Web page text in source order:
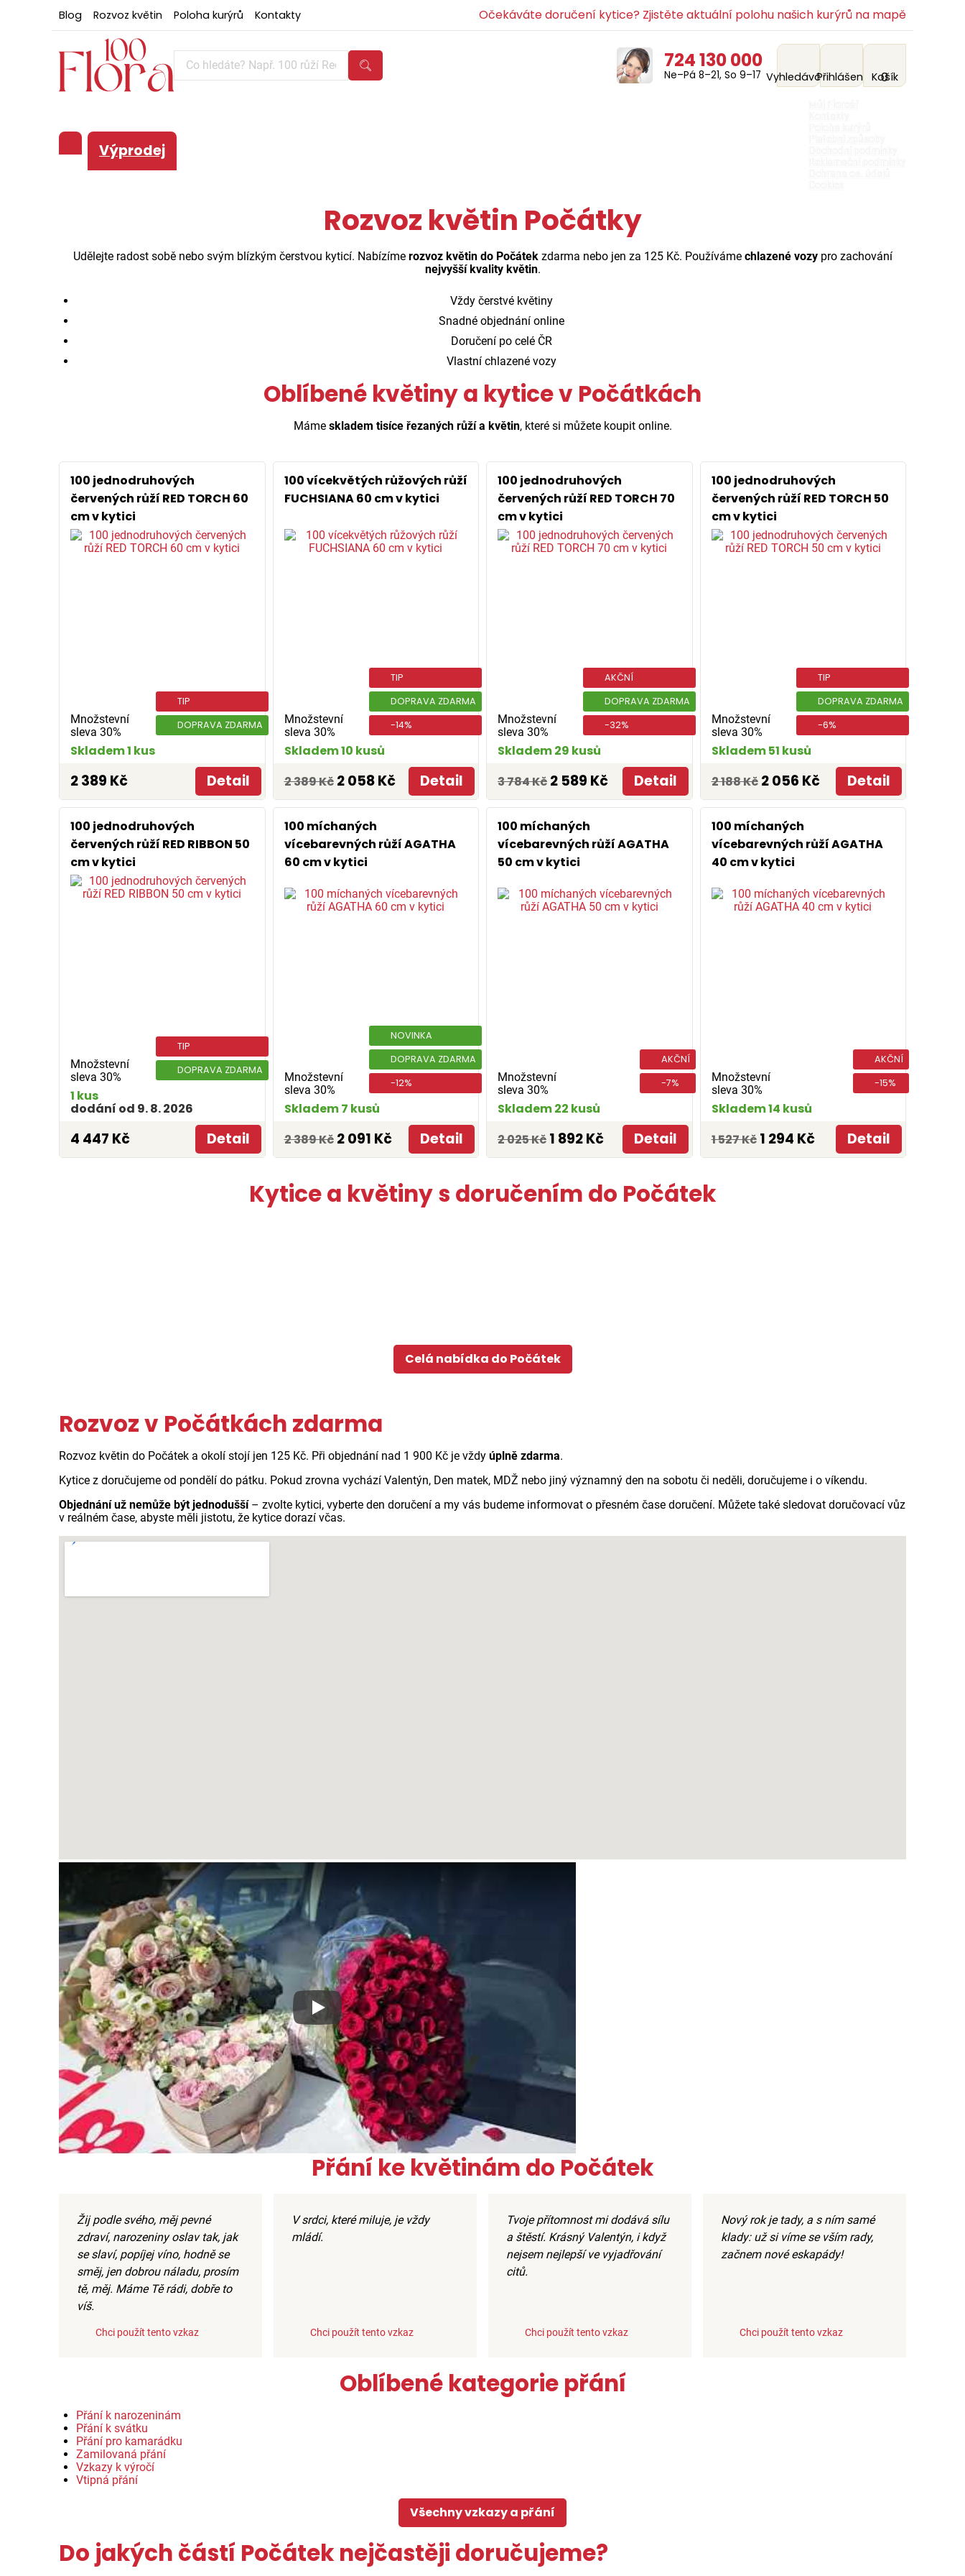
Blog Rozvoz květin Poloha kurýrů Kontakty Očekáváte doručení kytice? Zjistěte aktuální polohu našich kurýrů na mapě
724 130 000
Ne–Pá 8–21, So 9–17 VyhledáváníPřihlášení 0
Košík
Výprodej
Rozvoz květin Počátky
Udělejte radost sobě nebo svým blízkým čerstvou kyticí. Nabízíme rozvoz květin do Počátekzdarma nebo jen za 125 Kč. Používáme chlazené vozypro zachování
nejvyšší kvality květin.
Vždy čerstvé květiny
Snadné objednání online
Doručení po celé ČR
Vlastní chlazené vozy
Oblíbené květiny a kytice v Počátkách
Máme skladem tisíce řezaných růží a květin, které si můžete koupit online.
100 jednodruhových
červených růží RED TORCH 60
cm v kytici
Množstevní
sleva 30%
TIP
DOPRAVA ZDARMA
Skladem 1 kus
2 389 Kč Detail
100 vícekvětých růžových růží
FUCHSIANA 60 cm v kytici
Množstevní
sleva 30%
TIP
DOPRAVA ZDARMA
-14%
Skladem 10 kusů
2 389 Kč 2 058 Kč Detail
100 jednodruhových
červených růží RED TORCH 70
cm v kytici
Množstevní
sleva 30%
AKČNÍ
DOPRAVA ZDARMA
-32%
Skladem 29 kusů
3 784 Kč 2 589 Kč Detail
100 jednodruhových
červených růží RED TORCH 50
cm v kytici
Množstevní
sleva 30%
TIP
DOPRAVA ZDARMA
-6%
Skladem 51 kusů
2 188 Kč 2 056 Kč Detail
100 jednodruhových
červených růží RED RIBBON 50
cm v kytici
Množstevní
sleva 30%
TIP
DOPRAVA ZDARMA
1 kus
dodání od 9. 8. 2026
4 447 Kč Detail
100 míchaných
vícebarevných růží AGATHA
60 cm v kytici
Množstevní
sleva 30%
NOVINKA
DOPRAVA ZDARMA
-12%
Skladem 7 kusů
2 389 Kč 2 091 Kč Detail
100 míchaných
vícebarevných růží AGATHA
50 cm v kytici
Množstevní
sleva 30%
AKČNÍ
-7%
Skladem 22 kusů
2 025 Kč 1 892 Kč Detail
100 míchaných
vícebarevných růží AGATHA
40 cm v kytici
Množstevní
sleva 30%
AKČNÍ
-15%
Skladem 14 kusů
1 527 Kč 1 294 Kč Detail
Kytice a květiny s doručením do Počátek
Celá nabídka do Počátek
Rozvoz v Počátkách zdarma
Rozvoz květin do Počátek a okolí stojí jen 125 Kč. Při objednání nad 1 900 Kč je vždy úplně zdarma.
Kytice z doručujeme od pondělí do pátku. Pokud zrovna vychází Valentýn, Den matek, MDŽ nebo jiný významný den na sobotu či neděli, doručujeme i o víkendu.
Objednání už nemůže být jednodušší– zvolte kytici, vyberte den doručení a my vás budeme informovat o přesném čase doručení. Můžete také sledovat doručovací vůz
v reálném čase, abyste měli jistotu, že kytice dorazí včas.
Xxx
Přání ke květinám do Počátek
Žij podle svého, měj pevné
zdraví, narozeniny oslav tak, jak
se slaví, popíjej víno, hodně se
směj, jen dobrou náladu, prosím
tě, měj. Máme Tě rádi, dobře to
víš.
Chci použít tento vzkaz
V srdci, které miluje, je vždy
mládí.
Chci použít tento vzkaz
Tvoje přítomnost mi dodává sílu
a štěstí. Krásný Valentýn, i když
nejsem nejlepší ve vyjadřování
citů.
Chci použít tento vzkaz
Nový rok je tady, a s ním samé
klady: už si víme se vším rady,
začnem nové eskapády!
Chci použít tento vzkaz
Oblíbené kategorie přání
Přání k narozeninám
Přání k svátku
Přání pro kamarádku
Zamilovaná přání
Vzkazy k výročí
Vtipná přání
Všechny vzkazy a přání
Do jakých částí Počátek nejčastěji doručujeme?